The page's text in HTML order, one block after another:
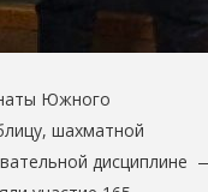
Южного
шахматной
дисциплине